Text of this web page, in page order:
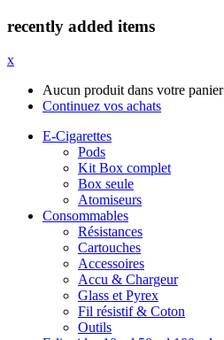
recently added items
x
Aucun produit dans votre panier
Continuez vos achats
E-Cigarettes
Pods
Kit Box complet
Box seule
Atomiseurs
Consommables
Résistances
Cartouches
Accessoires
Accu & Chargeur
Glass et Pyrex
Fil résistif & Coton
Outils